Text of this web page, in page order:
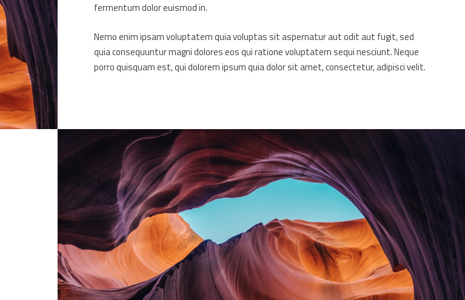
fermentum dolor euismod in.
Nemo enim ipsam voluptatem quia voluptas sit aspernatur aut odit aut fugit, sed
quia consequuntur magni dolores eos qui ratione voluptatem sequi nesciunt. Neque
porro quisquam est, qui dolorem ipsum quia dolor sit amet, consectetur, adipisci velit.